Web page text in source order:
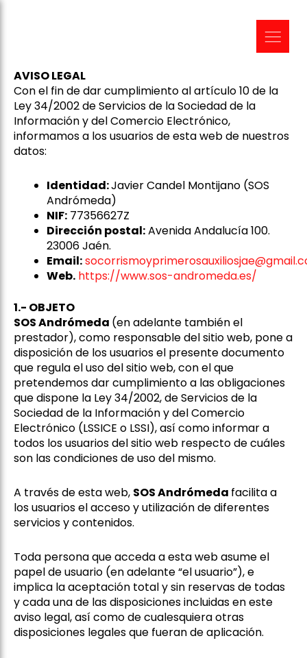
AVISO LEGAL
Con el fin de dar cumplimiento al artículo 10 de la
Ley 34/2002 de Servicios de la Sociedad de la
Información y del Comercio Electrónico,
informamos a los usuarios de esta web de nuestros
datos:
Identidad:Javier Candel Montijano (SOS
Andrómeda)
NIF: 77356627Z
Dirección postal:Avenida Andalucía 100.
23006 Jaén.
Email:
Web. https://www.sos-andromeda.es/
1.- OBJETO
SOS Andrómeda (en adelante también el
prestador), como responsable del sitio web, pone a
disposición de los usuarios el presente documento
que regula el uso del sitio web, con el que
pretendemos dar cumplimiento a las obligaciones
que dispone la Ley 34/2002, de Servicios de la
Sociedad de la Información y del Comercio
Electrónico (LSSICE o LSSI), así como informar a
todos los usuarios del sitio web respecto de cuáles
son las condiciones de uso del mismo.
A través de esta web, SOS Andrómeda facilita a
los usuarios el acceso y utilización de diferentes
servicios y contenidos.
Toda persona que acceda a esta web asume el
papel de usuario (en adelante “el usuario”), e
implica la aceptación total y sin reservas de todas
y cada una de las disposiciones incluidas en este
aviso legal, así como de cualesquiera otras
disposiciones legales que fueran de aplicación.